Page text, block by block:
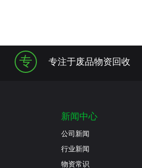
专 专注于废品物资回收
新闻中心
公司新闻
行业新闻
物资常识